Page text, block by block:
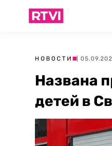
НОВОСТИ |
Названа
детей в